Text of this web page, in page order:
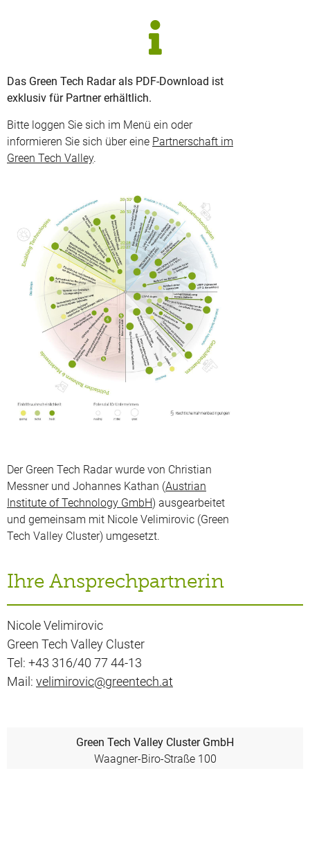
Das Green Tech Radar als PDF-Download ist
exklusiv für Partner erhältlich.
Bitte loggen Sie sich im Menü ein oder
informieren Sie sich über eine Partnerschaft im
Green Tech Valley.
Der Green Tech Radar wurde von Christian
Messner und Johannes Kathan (Austrian
Institute of Technology GmbH) ausgearbeitet
und gemeinsam mit Nicole Velimirovic (Green
Tech Valley Cluster) umgesetzt.
Ihre Ansprechpartnerin
Nicole Velimirovic
Green Tech Valley Cluster
Tel: +43 316/40 77 44-13
Mail: velimirovic@greentech.at
Green Tech Valley Cluster GmbH
Waagner-Biro-Straße 100